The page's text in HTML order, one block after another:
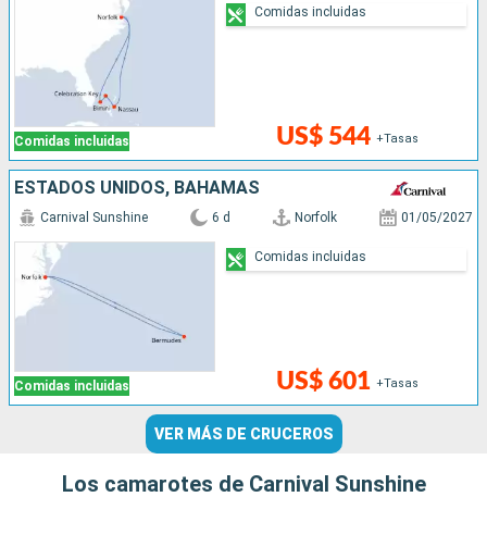
Comidas incluidas US$ 544 +Tasas
Comidas incluidas
ESTADOS UNIDOS, BAHAMAS
Comidas incluidas
Carnival Sunshine 6 d Norfolk 01/05/2027
US$ 601 +Tasas
Comidas incluidas
VER MÁS DE CRUCEROS
Los camarotes de Carnival Sunshine